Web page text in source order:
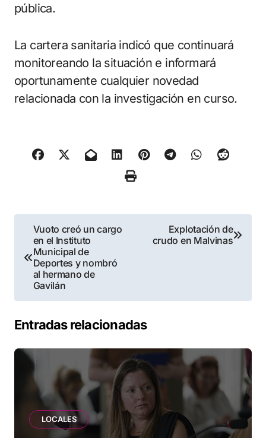
pública.
La cartera sanitaria indicó que continuará
monitoreando la situación e informará
oportunamente cualquier novedad
relacionada con la investigación en curso.
Navegación
de
entradas
Vuoto creó un cargo
en el Instituto
Municipal de
Deportes y nombró
al hermano de
Gavilán
Explotación de
crudo en Malvinas
Entradas relacionadas
LOCALES